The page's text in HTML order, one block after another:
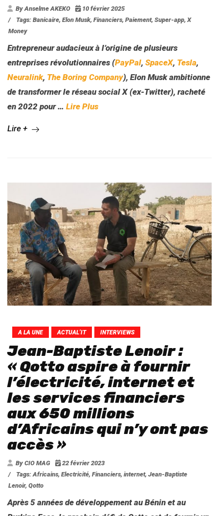
By Anselme AKEKO
10 février 2025
/
Tags: Banicaire, Elon Musk, Financiers, Paiement, Super-app,X
Money
Entrepreneur audacieux à l’origine de plusieurs
entreprises révolutionnaires (PayPal, SpaceX, Tesla,
Neuralink, The Boring Company), Elon Musk ambitionne
de transformer le réseau social X (ex-Twitter), racheté
en 2022 pour… Lire Plus
Lire +
A LA UNE ACTUAL’IT INTERVIEWS
Jean-Baptiste Lenoir :
« Qotto aspire à fournir
l’électricité, internet et
les services financiers
aux 650 millions
d’Africains qui n’y ont pas
accès »
By CIO MAG
22 février 2023
/
Tags: Africains, Electricité, Financiers, internet, Jean-Baptiste
Lenoir, Qotto
Après 5 années de développement au Bénin et au